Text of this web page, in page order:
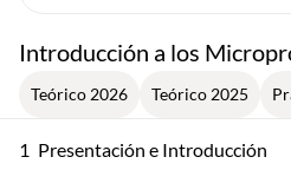
Introducción a los
Teórico 2026 Teórico 2025
1 Presentación e Introducción